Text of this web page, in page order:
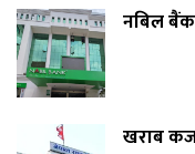
नबिल
खराब